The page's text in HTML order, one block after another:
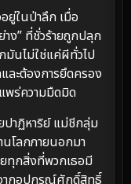
ยู่ในป่าลึก เมื่อ
ง” ที่ชั่วร้ายถูกปลุก
นไม่ใช่แค่ผีทั่วไป
ะต้องการยึดครอง
พร่ความมืดมิด
าฏิหาริย์ แม่ชีกลุ่ม
โลกภายนอกมา
ทุกสิ่งที่พวกเธอมี
ากอุปกรณ์ศักดิ์สิทธิ์